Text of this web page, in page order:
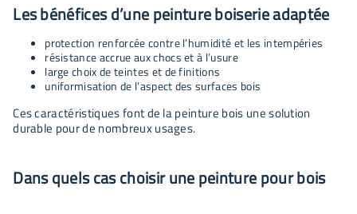
Les bénéfices d’une peinture boiserie adaptée
protection renforcée contre l’humidité et les intempéries
résistance accrue aux chocs et à l’usure
large choix de teintes et de finitions
uniformisation de l’aspect des surfaces bois
Ces caractéristiques font de la peinture bois une solution
durable pour de nombreux usages.
Dans quels cas choisir une peinture pour bois